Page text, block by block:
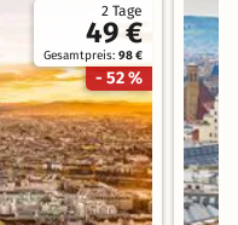
2 Tage
49 €
Gesamtpreis:98 €
- 52 %